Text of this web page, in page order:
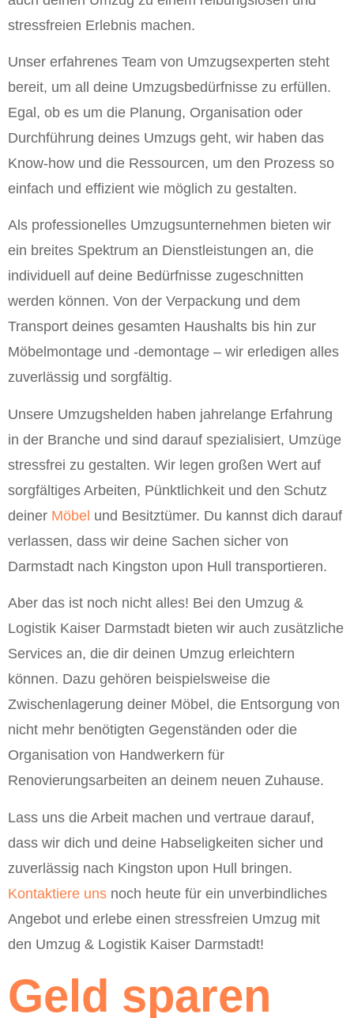
stressfreien Erlebnis machen.
Unser erfahrenes Team von Umzugsexperten steht
bereit, um all deine Umzugsbedürfnisse zu erfüllen.
Egal, ob es um die Planung, Organisation oder
Durchführung deines Umzugs geht, wir haben das
Know-how und die Ressourcen, um den Prozess so
einfach und effizient wie möglich zu gestalten.
Als professionelles Umzugsunternehmen bieten wir
ein breites Spektrum an Dienstleistungen an, die
individuell auf deine Bedürfnisse zugeschnitten
werden können. Von der Verpackung und dem
Transport deines gesamten Haushalts bis hin zur
Möbelmontage und -demontage – wir erledigen alles
zuverlässig und sorgfältig.
Unsere Umzugshelden haben jahrelange Erfahrung
in der Branche und sind darauf spezialisiert, Umzüge
stressfrei zu gestalten. Wir legen großen Wert auf
sorgfältiges Arbeiten, Pünktlichkeit und den Schutz
deiner Möbel und Besitztümer. Du kannst dich darauf
verlassen, dass wir deine Sachen sicher von
Darmstadt nach Kingston upon Hull transportieren.
Aber das ist noch nicht alles! Bei den Umzug &
Logistik Kaiser Darmstadt bieten wir auch zusätzliche
Services an, die dir deinen Umzug erleichtern
können. Dazu gehören beispielsweise die
Zwischenlagerung deiner Möbel, die Entsorgung von
nicht mehr benötigten Gegenständen oder die
Organisation von Handwerkern für
Renovierungsarbeiten an deinem neuen Zuhause.
Lass uns die Arbeit machen und vertraue darauf,
dass wir dich und deine Habseligkeiten sicher und
zuverlässig nach Kingston upon Hull bringen.
Kontaktiere uns noch heute für ein unverbindliches
Angebot und erlebe einen stressfreien Umzug mit
den Umzug & Logistik Kaiser Darmstadt!
Geld sparen